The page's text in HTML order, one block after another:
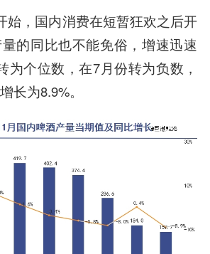
始，国内消费在短暂狂欢之后开
的同比也不能免俗，增速迅速
为个位数，在7月份转为负数，
长为8.9%。